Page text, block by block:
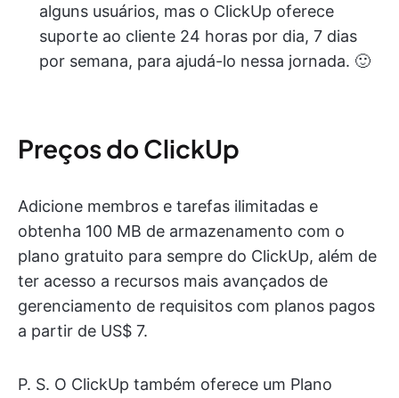
alguns usuários, mas o ClickUp oferece
suporte ao cliente 24 horas por dia, 7 dias
por semana, para ajudá-lo nessa jornada. 🙂
Preços do ClickUp
Adicione membros e tarefas ilimitadas e
obtenha 100 MB de armazenamento com o
plano gratuito para sempre do ClickUp, além de
ter acesso a recursos mais avançados de
gerenciamento de requisitos com planos pagos
a partir de US$ 7.
P. S. O ClickUp também oferece um Plano